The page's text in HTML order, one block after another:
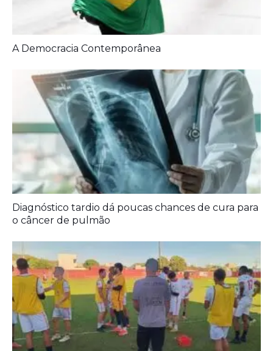
A Democracia Contemporânea
Diagnóstico tardio dá poucas chances de cura para
o câncer de pulmão